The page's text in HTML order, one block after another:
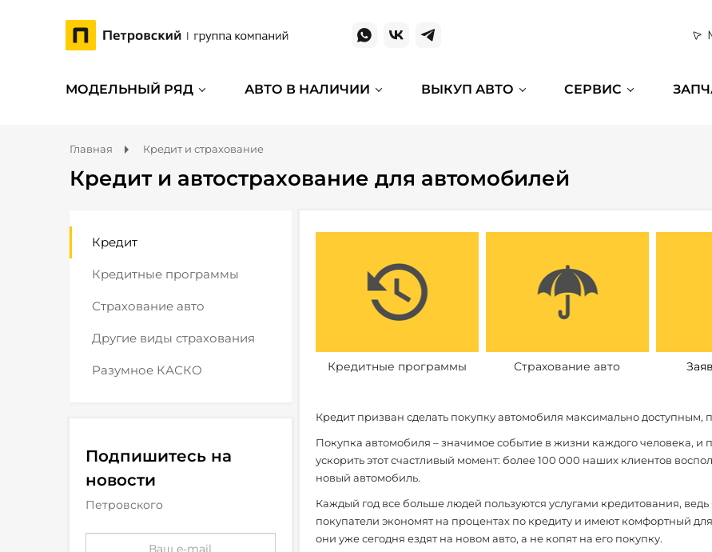
МОДЕЛЬНЫЙ РЯД АВТО В НАЛИЧИИ ВЫКУП АВТО СЕРВИС
Главная Кредит и страхование
Кредит и автострахование для автомобилей
Кредит
Кредитные программы
Страхование авто
Другие виды страхования
Разумное КАСКО
Подпишитесь на
новости
Петровского
Кредитные программы Страхование авто
Кредит призван сделать покупку автомобиля максимально доступным,
Покупка автомобиля – значимое событие в жизни каждого человека,
ускорить этот счастливый момент: более 100 000 наших клиентов
новый автомобиль.
Каждый год все больше людей пользуются услугами кредитования,
покупатели экономят на процентах по кредиту и имеют комфортный
они уже сегодня ездят на новом авто, а не копят на его покупку.